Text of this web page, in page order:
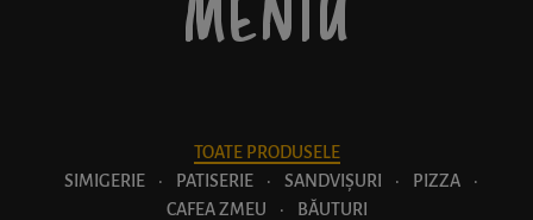
MENIU
TOATE PRODUSELE
SIMIGERIE
· PATISERIE · SANDVIȘURI · PIZZA
·
CAFEA ZMEU
· BĂUTURI